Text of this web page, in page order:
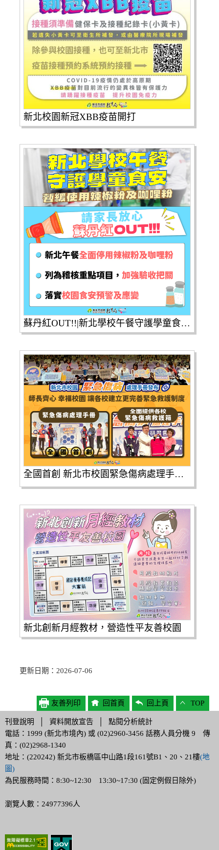
新北校園新冠XBB疫苗開打
蘇丹紅OUT!!|新北學校午餐守護學童食安！|暫緩使用辣椒粉及咖哩粉||✅新北午餐全面停用辣椒粉及咖哩粉|✅列為稽核重點項目，加強驗收把關|✅落實校園食安預警及應變
全國首創 新北市校園緊急傷病處理手冊發布啦|112年推動「健康中心智能掛號暨創新通報系統」|今年再升級，推出校園緊急傷病處理手冊|✔️提供學校規劃緊急傷病處理機制|✔️並納入新北市防災教育重點實施環節|✔️全方位完善校園防護工作。
新北創新月經教材，營造性平友善校園
更新日期：2026-07-06
友善列印 回首頁 回上頁 TOP
刊登說明 資料開放宣告
點閱分析統計
電話：1999 (新北市境內) 或 (02)2960-3456 話務人員分機 9 傳
真：(02)2968-1340
地址：(220242) 新北市板橋區中山路1段161號B1、20、21樓(地
圖)
為民服務時間：8:30~12:30 13:30~17:30 (固定例假日除外)
瀏覽人數：24977396人